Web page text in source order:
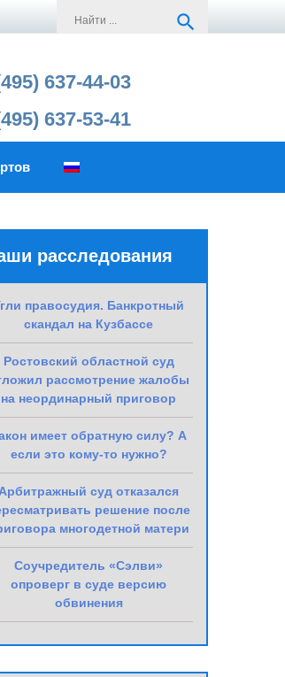
search
637-44-03
637-53-41
расследования
правосудия. Банкротный
скандал на Кузбассе
Ростовский областной суд
рассмотрение жалобы
на неординарный приговор
имеет обратную силу? А
если это кому-то нужно?
Арбитражный суд отказался
решение после
многодетной матери
Соучредитель «Сэлви»
опроверг в суде версию
обвинения